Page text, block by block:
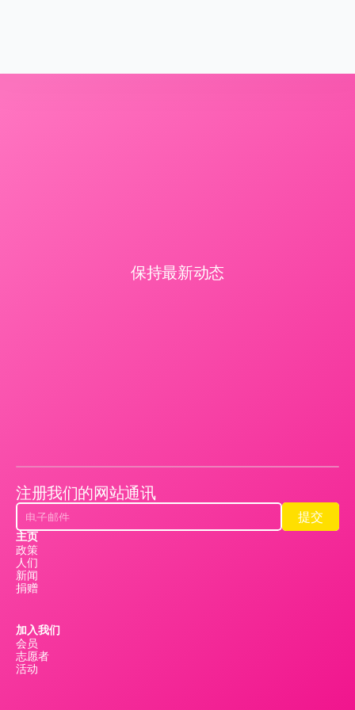
保持最新动态
注册我们的网站通讯
提交
提交
主页
政策
人们
新闻
捐赠
加入我们
会员
志愿者
活动